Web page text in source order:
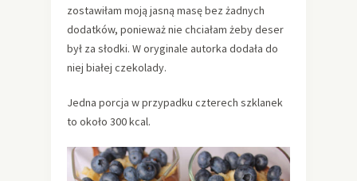
zostawiłam moją jasną masę bez żadnych
dodatków, ponieważ nie chciałam żeby deser
był za słodki. W oryginale autorka dodała do
niej białej czekolady.
Jedna porcja w przypadku czterech szklanek
to około 300 kcal.